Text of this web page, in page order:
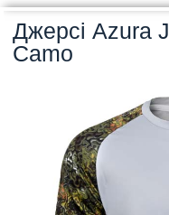
Джерсі Azura
Camo​